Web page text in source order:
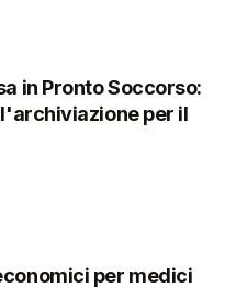
in Pronto Soccorso:
per il
per medici